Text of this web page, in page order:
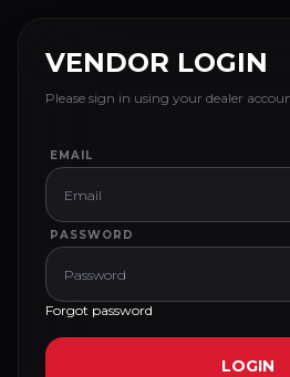
VENDOR LOGIN
Please sign in using your dealer
EMAIL
PASSWORD
Forgot password
LOGIN